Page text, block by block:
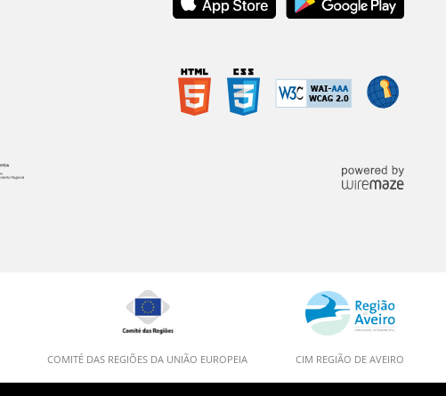
COMITÉ DAS REGIÕES DA UNIÃO EUROPEIA CIM REGIÃO DE AVEIRO